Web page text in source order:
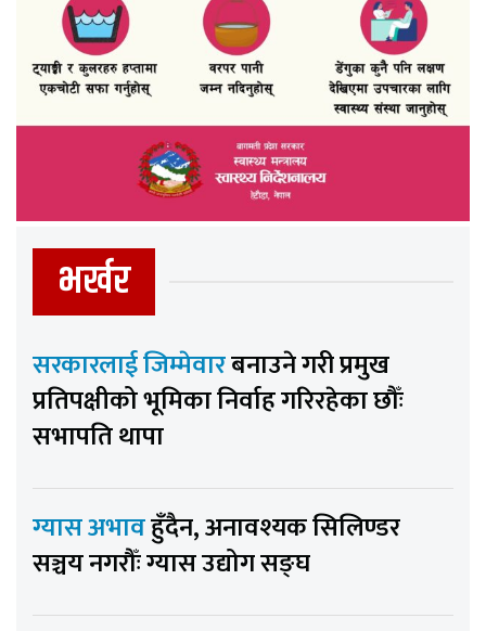
भर्खर
सरकारलाई जिम्मेवारबनाउने गरी प्रमुख
प्रतिपक्षीको भूमिका निर्वाह गरिरहेका छौँः
सभापति थापा
ग्यास अभावहुँदैन, अनावश्यक सिलिण्डर
सञ्चय नगरौँः ग्यास उद्योग सङ्घ